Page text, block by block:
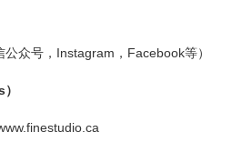
众号，Instagram，Facebook等）